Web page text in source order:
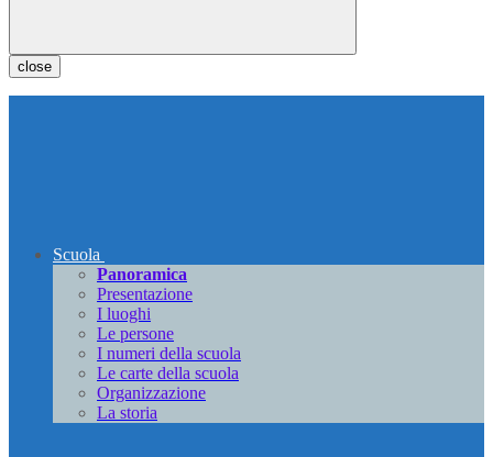
close
Scuola
Panoramica
Presentazione
I luoghi
Le persone
I numeri della scuola
Le carte della scuola
Organizzazione
La storia